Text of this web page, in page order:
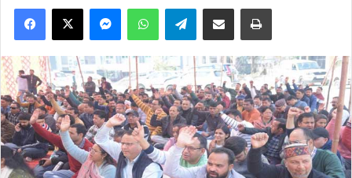
Facebook
X MessengerWhatsAppTelegramShare via Email Print